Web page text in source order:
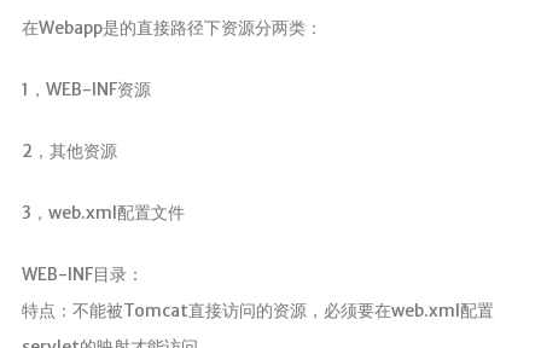
在Webapp是的直接路径下资源分两类：
1，WEB-INF资源
2，其他资源
3，web.xml配置文件
WEB-INF目录：
特点：不能被Tomcat直接访问的资源，必须要在web.xml配置